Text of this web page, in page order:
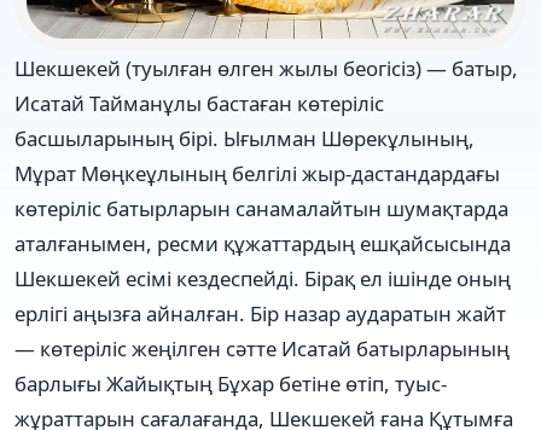
Шекшекей (туылған өлген жылы беогісіз) — батыр,
Исатай Тайманұлы бастаған көтеріліс
басшыларының бірі. Ығылман Шөрекұлының,
Мұрат Мөңкеұлының белгілі жыр-дастандардағы
көтеріліс батырларын санамалайтын шумақтарда
аталғанымен, ресми құжаттардың ешқайсысында
Шекшекей есімі кездеспейді. Бірақ ел ішінде оның
ерлігі аңызға айналған. Бір назар аударатын жайт
— көтеріліс жеңілген сәтте Исатай батырларының
барлығы Жайықтың Бұхар бетіне өтіп, туыс-
жұраттарын сағалағанда, Шекшекей ғана Құтымға